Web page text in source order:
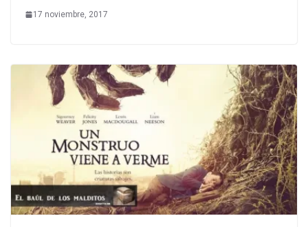
17 noviembre, 2017